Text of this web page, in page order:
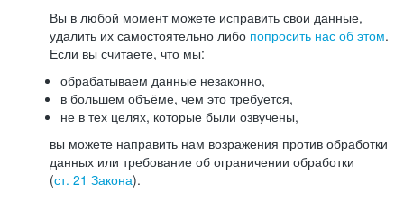
Вы в любой момент можете исправить свои данные,
удалить их самостоятельно либо попросить нас об этом.
Если вы считаете, что мы:
обрабатываем данные незаконно,
в большем объёме, чем это требуется,
не в тех целях, которые были озвучены,
вы можете направить нам возражения против обработки
данных или требование об ограничении обработки
(ст. 21 Закона).